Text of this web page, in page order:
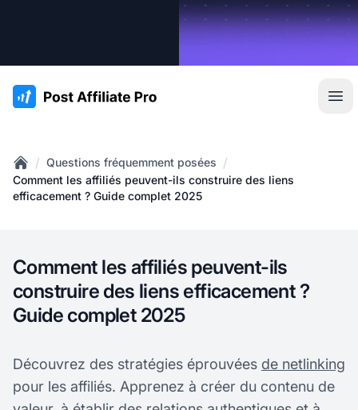
:site.title
Home
/ Questions fréquemment posées /
Comment les affiliés peuvent-ils construire des liens
efficacement ? Guide complet 2025
Comment les affiliés peuvent-ils
construire des liens efficacement ?
Guide complet 2025
Découvrez des stratégies éprouvées de netlinking
pour les affiliés. Apprenez à créer du contenu de